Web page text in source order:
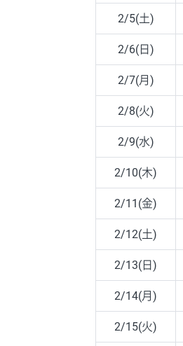
2/5(土)
2/6(日)
2/7(月)
2/8(火)
2/9(水)
2/10(木)
2/11(金)
2/12(土)
2/13(日)
2/14(月)
2/15(火)